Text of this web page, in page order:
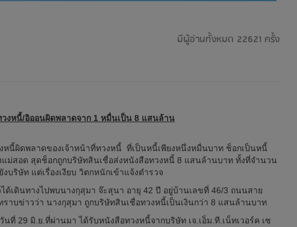
มีผู้อ่านทั้งหมด 22621 ครั้ง
งหนี้/อิออนผิดพลาดจาก 1 หมื่นเป็น 8 แสนล้าน
ดพลาดของเจ้าหน้าที่ทวงหนี้ ที่เป็นหนี้เพียงหนึ่งหมื่นบาท ช็อกเป็นหนี้
ม่สอด สุดช็อกถูกบริษัทสินเชื่อส่งหนังสือทวงหนี้ 8 แสนล้านบาท ทั้งที่จำนวน
ริษัท แต่เรื่องเงียบ วิตกหนักเข้าแจ้งตำรวจ
ดินทางไปพบนางกุสุมา จ๊ะสุนา อายุ 42 ปี อยู่บ้านเลขที่ 46/3 ถนนสาย
าบข่าวว่า นางกุสุมา ถูกบริษัทสินเชื่อทวงหนี้เป็นเงินกว่า 8 แสนล้านบาท
มิ.ย.ที่ผ่านมา ได้รับหนังสือทวงหนี้จากบริษัท เจ.เอ็ม.ที.เน็ทเวอร์ค เซ